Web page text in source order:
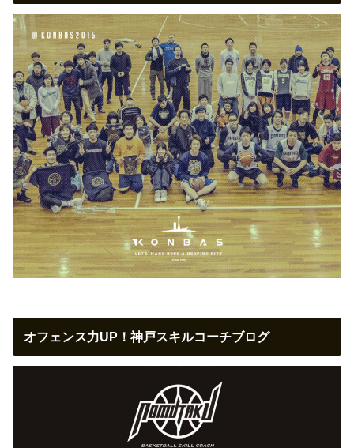
オフェンス力UP！神戸スキルコーチブログ